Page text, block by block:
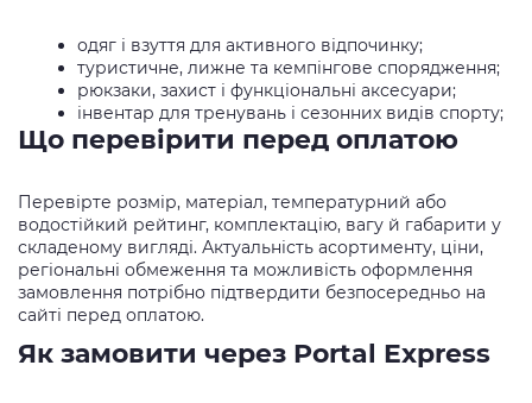
одяг і взуття для активного відпочинку;
туристичне, лижне та кемпінгове спорядження;
рюкзаки, захист і функціональні аксесуари;
інвентар для тренувань і сезонних видів спорту;
Що перевірити перед оплатою
Перевірте розмір, матеріал, температурний або
водостійкий рейтинг, комплектацію, вагу й габарити у
складеному вигляді. Актуальність асортименту, ціни,
регіональні обмеження та можливість оформлення
замовлення потрібно підтвердити безпосередньо на
сайті перед оплатою.
Як замовити через Portal Express